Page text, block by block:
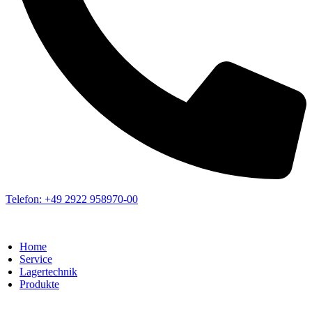
Telefon: +49 2922 958970-00
Home
Service
Lagertechnik
Produkte